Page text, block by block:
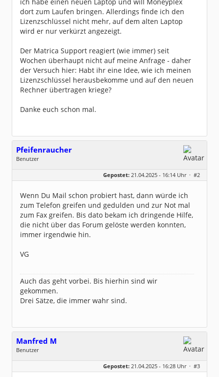
dort zum Laufen bringen. Allerdings finde ich den
Lizenzschlüssel nicht mehr, auf dem alten Laptop
wird er nur verkürzt angezeigt.
Der Matrica Support reagiert (wie immer) seit
Wochen überhaupt nicht auf meine Anfrage - daher
der Versuch hier: Habt ihr eine Idee, wie ich meinen
Lizenzschlüssel herausbekomme und auf den neuen
Rechner übertragen kriege?
Danke euch schon mal.
Pfeifenraucher
Benutzer
Beiträge:
33
Gepostet: 21.04.2025 - 16:14 Uhr · #2
Wenn Du Mail schon probiert hast, dann würde ich
zum Telefon greifen und gedulden und zur Not mal
zum Fax greifen. Bis dato bekam ich dringende Hilfe,
die nicht über das Forum gelöste werden konnten,
immer irgendwie hin.
VG
Auch das geht vorbei. Bis hierhin sind wir
gekommen.
Drei Sätze, die immer wahr sind.
Manfred M
Benutzer
Geschlecht:
Beiträge:
75
Gepostet: 21.04.2025 - 16:28 Uhr · #3